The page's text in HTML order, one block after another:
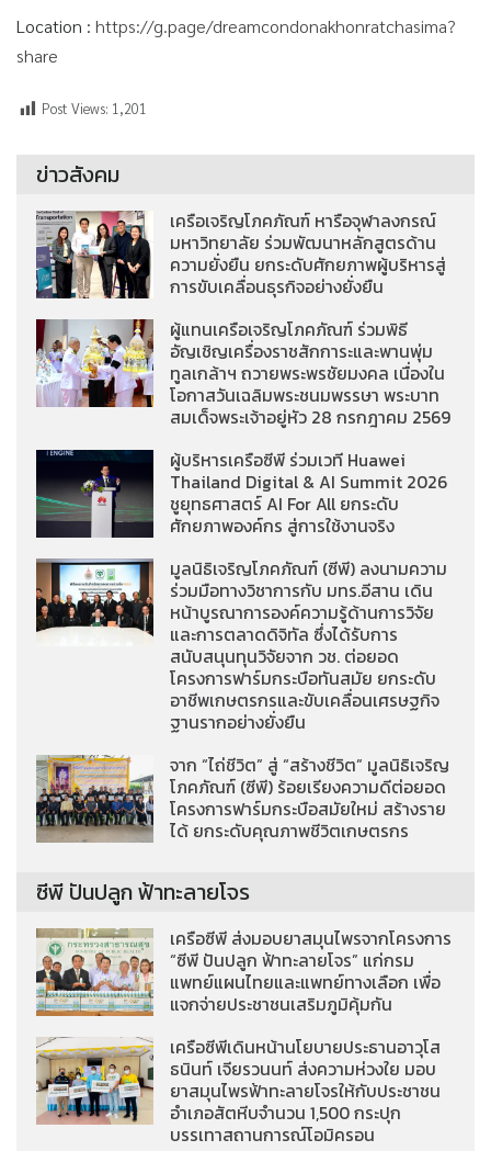
Location : https://g.page/dreamcondonakhonratchasima?
share
Post Views: 1,201
ข่าวสังคม
เครือเจริญโภคภัณฑ์ หารือจุฬาลงกรณ์
มหาวิทยาลัย ร่วมพัฒนาหลักสูตรด้าน
ความยั่งยืน ยกระดับศักยภาพผู้บริหารสู่
การขับเคลื่อนธุรกิจอย่างยั่งยืน
ผู้แทนเครือเจริญโภคภัณฑ์ ร่วมพิธี
อัญเชิญเครื่องราชสักการะและพานพุ่ม
ทูลเกล้าฯ ถวายพระพรชัยมงคล เนื่องใน
โอกาสวันเฉลิมพระชนมพรรษา พระบาท
สมเด็จพระเจ้าอยู่หัว 28 กรกฎาคม 2569
ผู้บริหารเครือซีพี ร่วมเวที Huawei
Thailand Digital & AI Summit 2026
ชูยุทธศาสตร์ AI For All ยกระดับ
ศักยภาพองค์กร สู่การใช้งานจริง
มูลนิธิเจริญโภคภัณฑ์ (ซีพี) ลงนามความ
ร่วมมือทางวิชาการกับ มทร.อีสาน เดิน
หน้าบูรณาการองค์ความรู้ด้านการวิจัย
และการตลาดดิจิทัล ซึ่งได้รับการ
สนับสนุนทุนวิจัยจาก วช. ต่อยอด
โครงการฟาร์มกระบือทันสมัย ยกระดับ
อาชีพเกษตรกรและขับเคลื่อนเศรษฐกิจ
ฐานรากอย่างยั่งยืน
จาก “ไถ่ชีวิต” สู่ “สร้างชีวิต” มูลนิธิเจริญ
โภคภัณฑ์ (ซีพี) ร้อยเรียงความดีต่อยอด
โครงการฟาร์มกระบือสมัยใหม่ สร้างราย
ได้ ยกระดับคุณภาพชีวิตเกษตรกร
ซีพี ปันปลูก ฟ้าทะลายโจร
เครือซีพี ส่งมอบยาสมุนไพรจากโครงการ
“ซีพี ปันปลูก ฟ้าทะลายโจร” แก่กรม
แพทย์แผนไทยและแพทย์ทางเลือก เพื่อ
แจกจ่ายประชาชนเสริมภูมิคุ้มกัน
เครือซีพีเดินหน้านโยบายประธานอาวุโส
ธนินท์ เจียรวนนท์ ส่งความห่วงใย มอบ
ยาสมุนไพรฟ้าทะลายโจรให้กับประชาชน
อำเภอสัตหีบจำนวน 1,500 กระปุก
บรรเทาสถานการณ์โอมิครอน